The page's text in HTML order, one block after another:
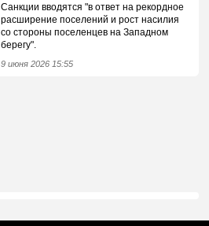
Санкции вводятся "в ответ на рекордное
расширение поселений и рост насилия
со стороны поселенцев на Западном
берегу".
9 июня 2026 15:55